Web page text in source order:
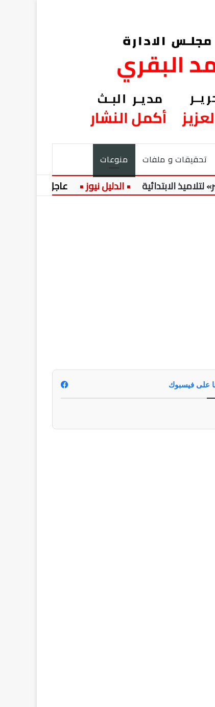
تحقيقات و ملفات منوعات
عاجل:
على فيسبوك